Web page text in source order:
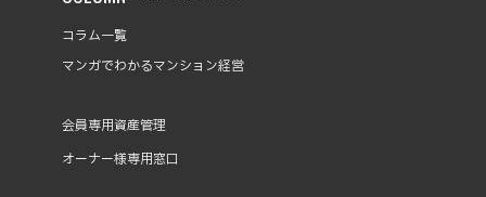
コラム一覧
マンガでわかるマンション経営
会員専用資産管理
オーナー様専用窓口